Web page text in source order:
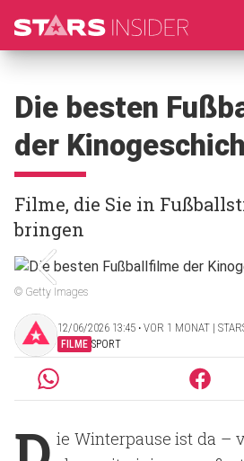
Die besten
der
Filme, die Sie in
bringen
© Getty Images
12/06/2026 13:45 ‧ VOR 1 MONAT |
FILME SPORT
ie Winterpause ist da –